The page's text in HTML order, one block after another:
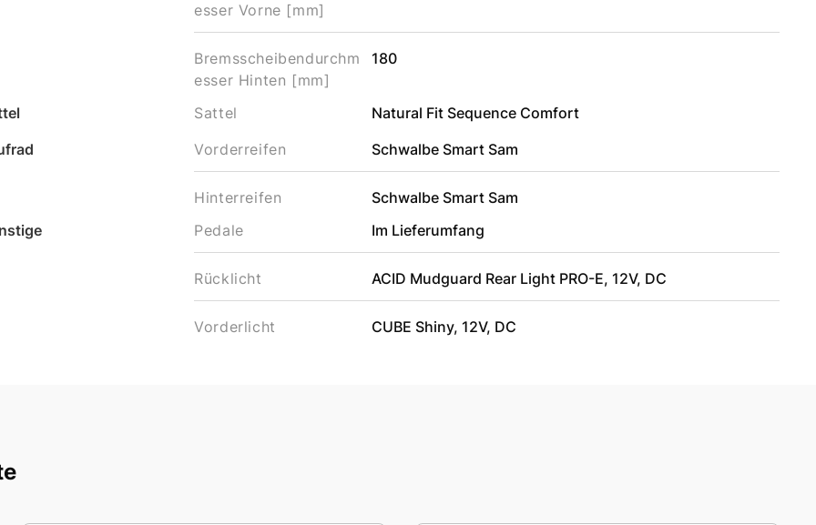
esser Vorne [mm]
Bremsscheibendurchm
esser Hinten [mm]
180
Sattel
Natural Fit Sequence Comfort
Vorderreifen Schwalbe Smart Sam
Hinterreifen
Schwalbe Smart Sam
Pedale Im Lieferumfang
Rücklicht ACID Mudguard Rear Light PRO-E, 12V, DC
Vorderlicht CUBE Shiny, 12V, DC